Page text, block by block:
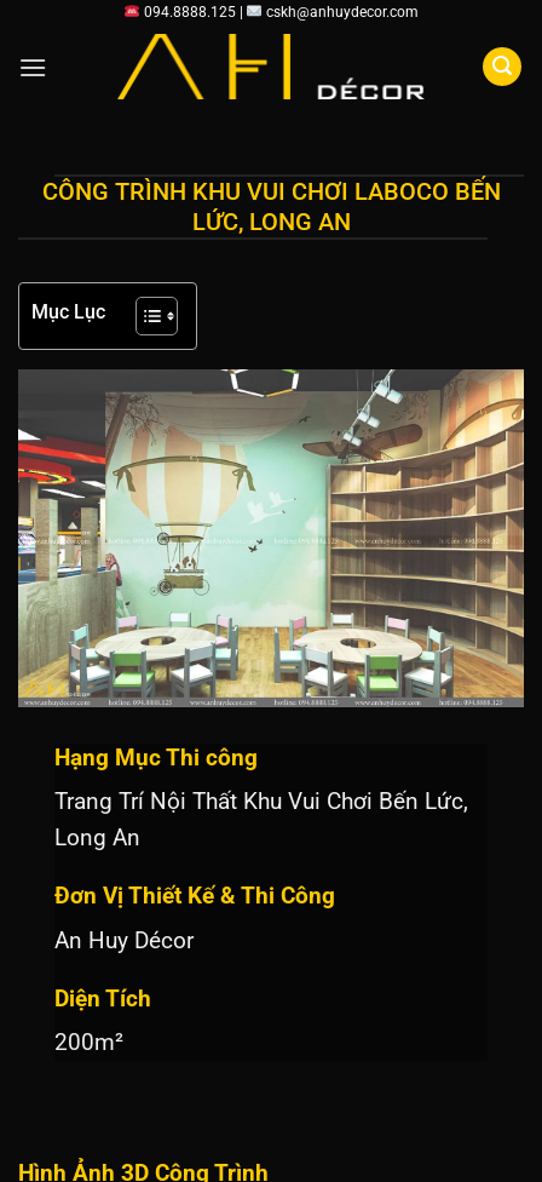
nội
094.8888.125 | cskh@anhuydecor.com
CÔNG TRÌNH KHU VUI CHƠI LABOCO BẾN
LỨC, LONG AN
Mục Lục
Hạng Mục Thi công
Trang Trí Nội Thất Khu Vui Chơi Bến Lức,
Long An
Đơn Vị Thiết Kế & Thi Công
An Huy Décor
Diện Tích
200m²
Hình Ảnh 3D Công Trình